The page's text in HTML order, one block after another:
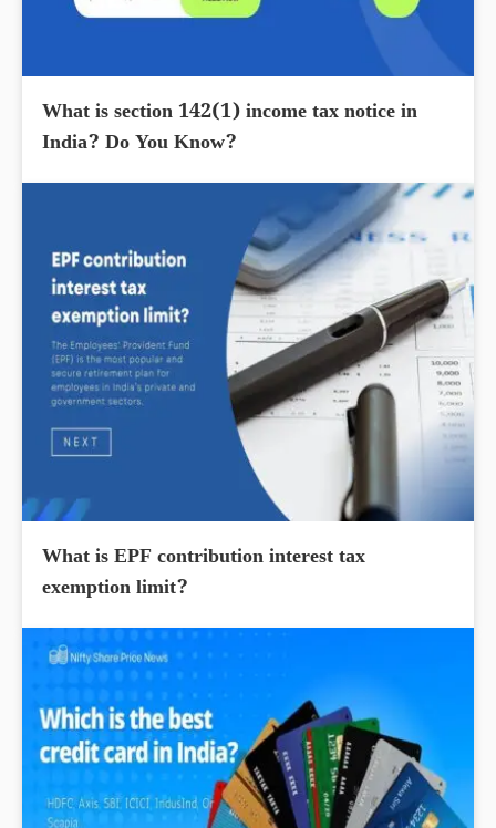
What is section 142(1) income tax notice in
India? Do You Know?
What is EPF contribution interest tax
exemption limit?